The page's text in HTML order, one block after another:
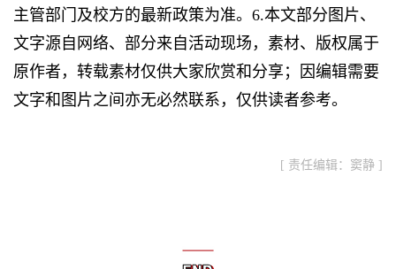
主管部门及校方的最新政策为准。6.本文部分图片、
文字源自网络、部分来自活动现场，素材、版权属于
原作者，转载素材仅供大家欣赏和分享；因编辑需要
文字和图片之间亦无必然联系，仅供读者参考。
[ 责任编辑：窦静 ]